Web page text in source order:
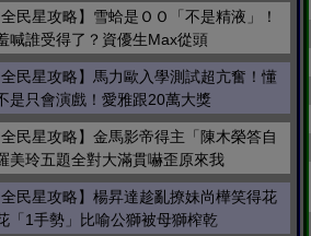
全民星攻略】雪蛤是ＯＯ「不是精液」！
喊誰受得了？資優生Max從頭
全民星攻略】馬力歐入學測試超亢奮！懂
是只會演戲！愛雅跟20萬大獎
全民星攻略】金馬影帝得主「陳木榮答自
美玲五題全對大滿貫嚇歪原來我
全民星攻略】楊昇達趁亂撩妹尚樺笑得花
「1手勢」比喻公獅被母獅榨乾